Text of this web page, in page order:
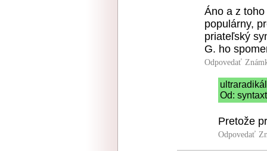
Áno a z
populárny,
priateľský
G. ho
Odpovedať
Od:
Pretože
Odpovedať